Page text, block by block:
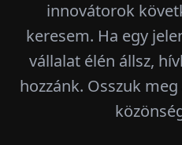
innovátorok
keresem. Ha egy
vállalat élén állsz,
hozzánk. Osszuk